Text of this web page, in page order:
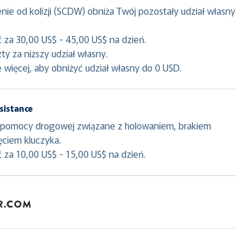
od kolizji (SCDW) obniża Twój pozostały udział własny
30,00 US$ - 45,00 US$ na dzień.
za niższy udział własny.
więcej, aby obniżyć udział własny do 0 USD.
drogowej związane z holowaniem, brakiem
kluczyka.
10,00 US$ - 15,00 US$ na dzień.